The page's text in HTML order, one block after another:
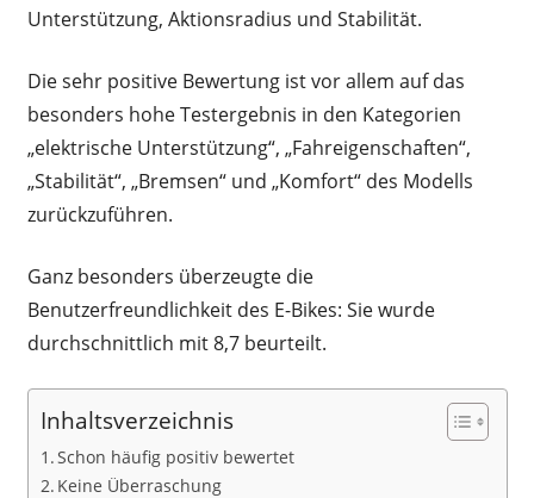
Unterstützung, Aktionsradius und Stabilität.
Die sehr positive Bewertung ist vor allem auf das
besonders hohe Testergebnis in den Kategorien
„elektrische Unterstützung“, „Fahreigenschaften“,
„Stabilität“, „Bremsen“ und „Komfort“ des Modells
zurückzuführen.
Ganz besonders überzeugte die
Benutzerfreundlichkeit des E-Bikes: Sie wurde
durchschnittlich mit 8,7 beurteilt.
Inhaltsverzeichnis
Schon häufig positiv bewertet
Keine Überraschung